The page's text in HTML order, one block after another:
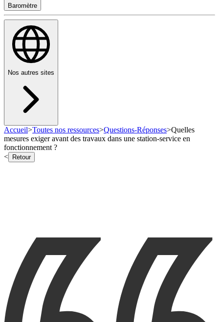
Baromètre
Nos autres sites
Accueil>Toutes nos ressources>Questions-Réponses>Quelles
mesures exiger avant des travaux dans une station-service en
fonctionnement ?
<
Retour